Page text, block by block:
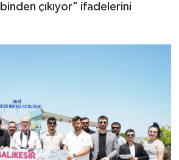
çıkıyor" ifadelerini